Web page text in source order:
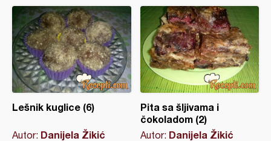
Lešnik kuglice (6)
Autor: Danijela Žikić
Pita sa šljivama i
čokoladom (2)
Autor: Danijela Žikić